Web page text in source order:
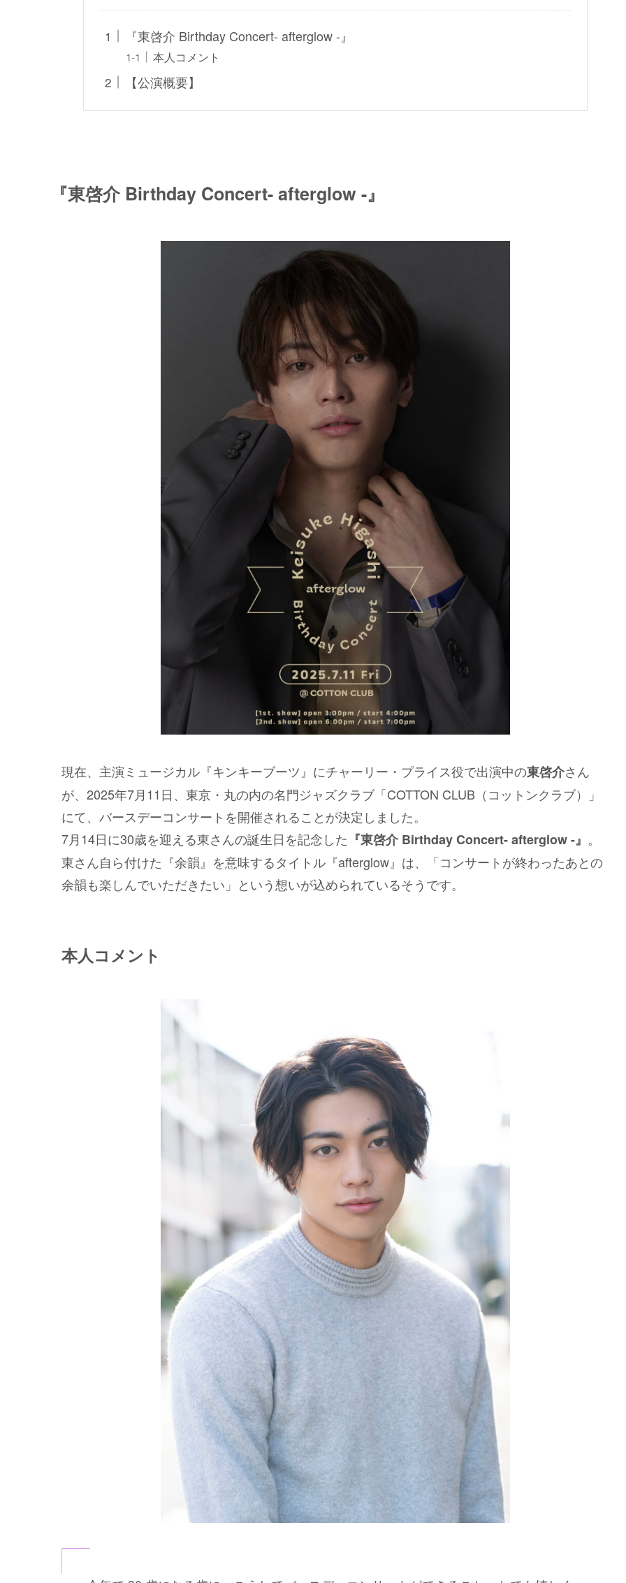
『東啓介 Birthday Concert- afterglow -』
本⼈コメント
【公演概要】
『東啓介 Birthday Concert- afterglow -』
現在、主演ミュージカル『キンキーブーツ』にチャーリー・プライス役で出演中の東啓介さん
が、2025年7⽉11⽇、東京・丸の内の名⾨ジャズクラブ「COTTON CLUB（コットンクラブ）」
にて、バースデーコンサートを開催されることが決定しました。
7⽉14⽇に30歳を迎える東さんの誕⽣⽇を記念した 『東啓介 Birthday Concert- afterglow -』 。
東さん⾃ら付けた『余韻』を意味するタイトル『afterglow』は、「コンサートが終わったあとの
余韻も楽しんでいただきたい」という想いが込められているそうです。
本⼈コメント